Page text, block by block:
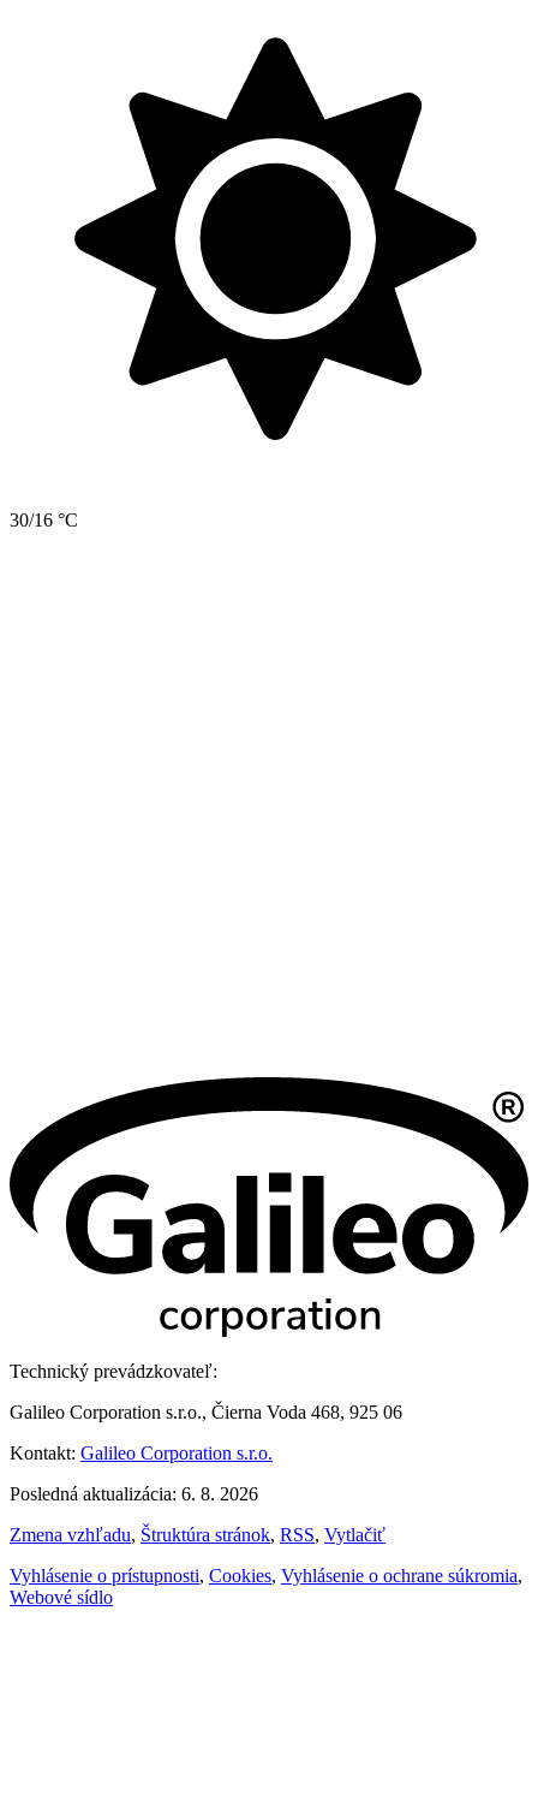
30/16 °C
Technický prevádzkovateľ:
Galileo Corporation s.r.o., Čierna Voda 468, 925 06
Kontakt: Galileo Corporation s.r.o.
Posledná aktualizácia: 6. 8. 2026
Zmena vzhľadu, Štruktúra stránok, RSS, Vytlačiť
Vyhlásenie o prístupnosti, Cookies, Vyhlásenie o ochrane súkromia,
Webové sídlo